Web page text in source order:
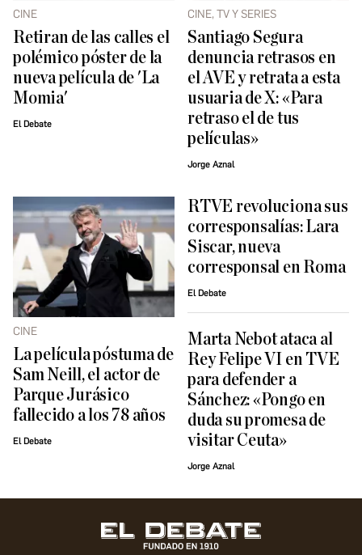
CINE
Retiran de las calles el
polémico póster de la
nueva película de 'La
Momia'
El Debate
CINE, TV Y SERIES
Santiago Segura
denuncia retrasos en
el AVE y retrata a esta
usuaria de X: «Para
retraso el de tus
películas»
Jorge Aznal
CINE
La película póstuma de
Sam Neill, el actor de
Parque Jurásico
fallecido a los 78 años
El Debate
RTVE revoluciona sus
corresponsalías: Lara
Siscar, nueva
corresponsal en Roma
El Debate
Marta Nebot ataca al
Rey Felipe VI en TVE
para defender a
Sánchez: «Pongo en
duda su promesa de
visitar Ceuta»
Jorge Aznal